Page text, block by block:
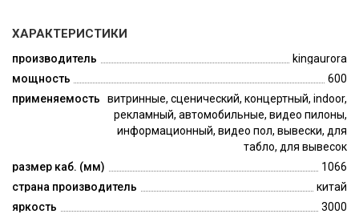
ХАРАКТЕРИСТИКИ
производитель
kingaurora
мощность
600
применяемость
витринные, сценический, концертный, indoor,
рекламный, автомобильные, видео пилоны,
информационный, видео пол, вывески, для
табло, для вывесок
размер каб. (мм)
1066
страна производитель
китай
яркость
3000